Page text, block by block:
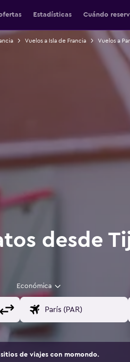
Estadísticas Cuándo
Vuelos a Isla de Francia Vuelos a
desde
Económica
de viajes con momondo.